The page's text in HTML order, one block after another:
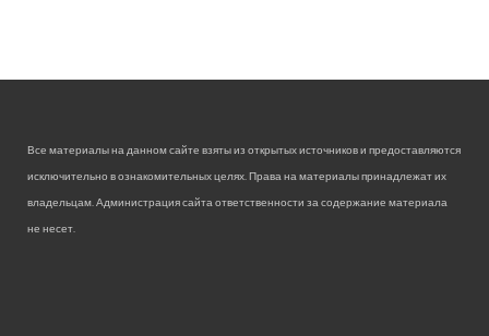
Все материалы на данном сайте взяты из открытых источников и предоставляются
исключительно в ознакомительных целях. Права на материалы принадлежат их
владельцам. Администрация сайта ответственности за содержание материала
не несет.